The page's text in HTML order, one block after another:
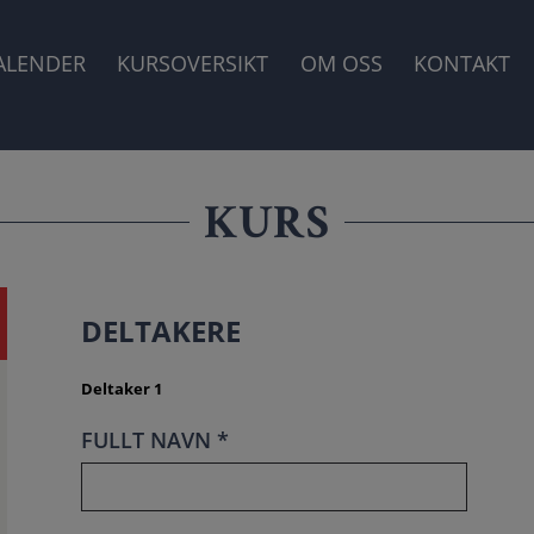
KURSOVERSIKT OM OSS KONTAKT
KURS
DELTAKERE
Deltaker 1
FULLT NAVN *